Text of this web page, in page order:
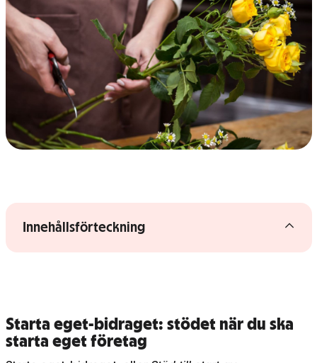
Gå vidare till artikelns
innehåll
Visa/dölj innehållsförteckning
Innehållsförteckning
Starta eget-bidraget: stödet när du ska
starta eget företag